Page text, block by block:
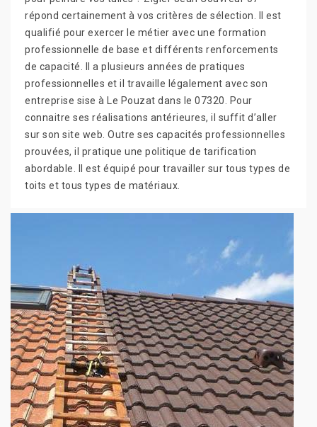
répond certainement à vos critères de sélection. Il est
qualifié pour exercer le métier avec une formation
professionnelle de base et différents renforcements
de capacité. Il a plusieurs années de pratiques
professionnelles et il travaille légalement avec son
entreprise sise à Le Pouzat dans le 07320. Pour
connaitre ses réalisations antérieures, il suffit d’aller
sur son site web. Outre ses capacités professionnelles
prouvées, il pratique une politique de tarification
abordable. Il est équipé pour travailler sur tous types de
toits et tous types de matériaux.